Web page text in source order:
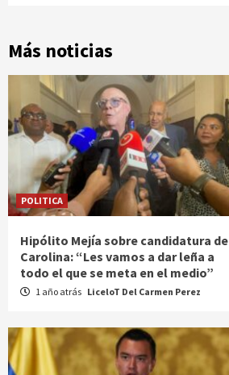
Más noticias
POLITICA
Hipólito Mejía sobre candidatura de
Carolina: “Les vamos a dar leña a
todo el que se meta en el medio”
1 año atrás LiceloT Del Carmen Perez